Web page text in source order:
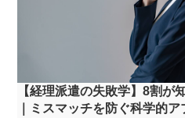
【経理派遣の失敗学】8割が
｜ミスマッチを防ぐ科学的